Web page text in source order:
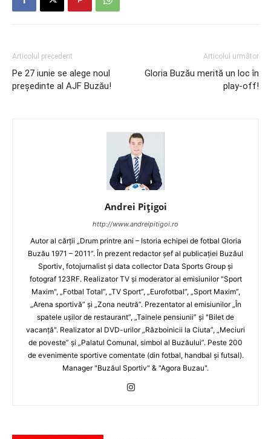
Articolul precedent
Pe 27 iunie se alege noul
preşedinte al AJF Buzău!
Articolul următor
Gloria Buzău merită un loc în
play-off!
Andrei Pițigoi
http://www.andreipitigoi.ro
Autor al cărţii „Drum printre ani – Istoria echipei de fotbal Gloria
Buzău 1971 – 2011”. În prezent redactor şef al publicaţiei Buzăul
Sportiv, fotojurnalist şi data collector Data Sports Group şi
fotograf 123RF. Realizator TV şi moderator al emisiunilor "Sport
Maxim", „Fotbal Total”, „TV Sport”, „Eurofotbal”, „Sport Maxim”,
„Arena sportivă” şi „Zona neutră”. Prezentator al emisiunilor „În
spatele uşilor de restaurant”, „Tainele pensiunii” şi "Bilet de
vacanţă". Realizator al DVD-urilor „Războinicii la Ciuta”, „Meciuri
de poveste” şi „Palatul Comunal, simbol al Buzăului”. Peste 200
de evenimente sportive comentate (din fotbal, handbal şi futsal).
Manager "Buzăul Sportiv" & "Agora Buzau".